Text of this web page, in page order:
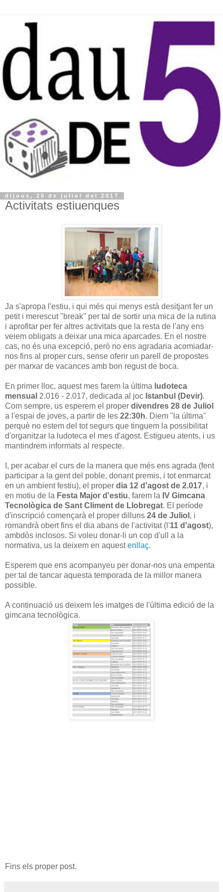
dijous, 20 de juliol del 2017
Activitats estiuenques
Ja s'apropa l'estiu, i qui més qui menys està desitjant fer un
petit i merescut "break" per tal de sortir una mica de la rutina
i aprofitar per fer altres activitats que la resta de l'any ens
veiem obligats a deixar una mica aparcades. En el nostre
cas, no és una excepció, però no ens agradaria acomiadar-
nos fins al proper curs, sense oferir un parell de propostes
per marxar de vacances amb bon regust de boca.
En primer lloc, aquest mes farem la última ludoteca
mensual 2.016 - 2.017, dedicada al joc Istanbul (Devir).
Com sempre, us esperem el proper divendres 28 de Juliol
a l'espai de joves, a partir de les 22:30h. Diem "la última"
perquè no estem del tot segurs que tinguem la possibilitat
d'organitzar la ludoteca el mes d'agost. Estigueu atents, i us
mantindrem informats al respecte.
I, per acabar el curs de la manera que més ens agrada (fent
participar a la gent del poble, donant premis, i tot enmarcat
en un ambient festiu), el proper dia 12 d'agost de 2.017, i
en motiu de la Festa Major d'estiu, farem la IV Gimcana
Tecnològica de Sant Climent de Llobregat. El període
d'inscripció començarà el proper dilluns 24 de Juliol , i
romandrà obert fins el dia abans de l'activitat (l'11 d'agost),
ambdòs inclosos. Si voleu donar-li un cop d'ull a la
normativa, us la deixem en aquestenllaç.
Esperem que ens acompanyeu per donar-nos una empenta
per tal de tancar aquesta temporada de la millor manera
possible.
A continuació us deixem les imatges de l'última edició de la
gimcana tecnològica.
Fins els proper post.